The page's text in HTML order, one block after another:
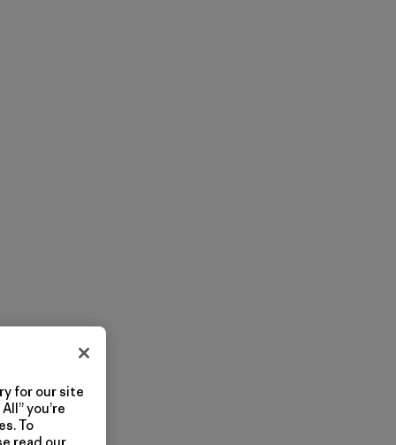
for our site
you’re
To